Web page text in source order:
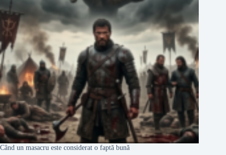
Când un masacru este considerat o faptă bună